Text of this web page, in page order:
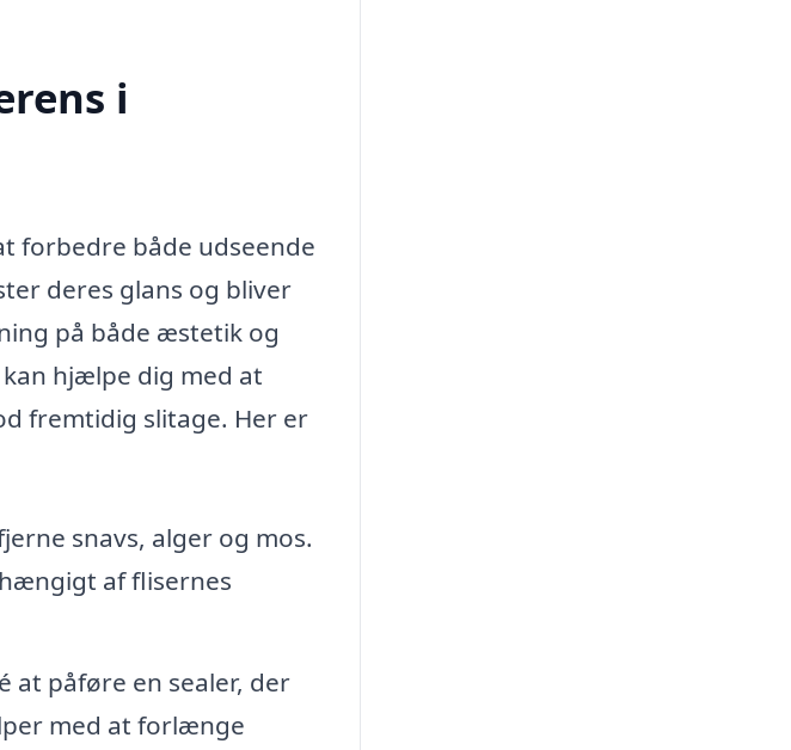
i
forbedre både udseende
deres glans og bliver
på både æstetik og
hjælpe dig med at
fremtidig slitage. Her er
snavs, alger og mos.
af flisernes
at påføre en sealer, der
med at forlænge